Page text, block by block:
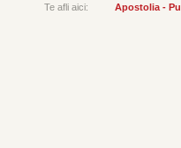
Te afli aici: Apostolia -